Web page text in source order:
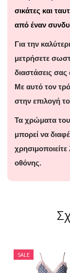
σικάτες και
από έναν
Για την
μετρήσετε
διαστάσεις
Με αυτό τον
στην επιλογή
Τα χρώματα
μπορεί να
οθόνης.
SALE